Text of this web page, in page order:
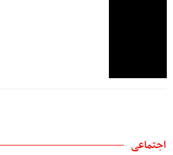
اجتماعی